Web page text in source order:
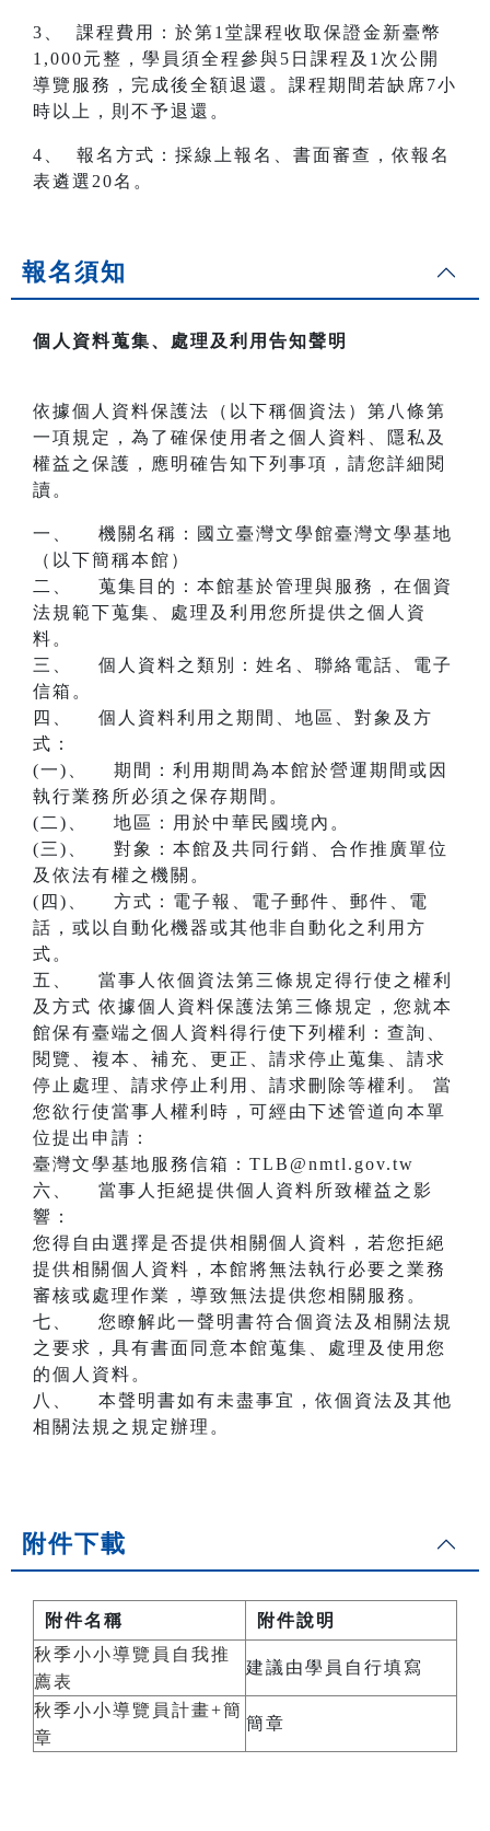
3、 課程費用：於第1堂課程收取保證金新臺幣
1,000元整，學員須全程參與5日課程及1次公開
導覽服務，完成後全額退還。課程期間若缺席7小
時以上，則不予退還。
4、 報名方式：採線上報名、書面審查，依報名
表遴選20名。
報名須知
個人資料蒐集、處理及利用告知聲明
依據個人資料保護法（以下稱個資法）第八條第
一項規定，為了確保使用者之個人資料、隱私及
權益之保護，應明確告知下列事項，請您詳細閱
讀。
一、 機關名稱：國立臺灣文學館臺灣文學基地
（以下簡稱本館）
二、 蒐集目的：本館基於管理與服務，在個資
法規範下蒐集、處理及利用您所提供之個人資
料。
三、 個人資料之類別：姓名、聯絡電話、電子
信箱。
四、 個人資料利用之期間、地區、對象及方
式：
(一)、 期間：利用期間為本館於營運期間或因
執行業務所必須之保存期間。
(二)、 地區：用於中華民國境內。
(三)、 對象：本館及共同行銷、合作推廣單位
及依法有權之機關。
(四)、 方式：電子報、電子郵件、郵件、電
話，或以自動化機器或其他非自動化之利用方
式。
五、 當事人依個資法第三條規定得行使之權利
及方式 依據個人資料保護法第三條規定，您就本
館保有臺端之個人資料得行使下列權利：查詢、
閱覽、複本、補充、更正、請求停止蒐集、請求
停止處理、請求停止利用、請求刪除等權利。 當
您欲行使當事人權利時，可經由下述管道向本單
位提出申請：
臺灣文學基地服務信箱：TLB@nmtl.gov.tw
六、 當事人拒絕提供個人資料所致權益之影
響：
您得自由選擇是否提供相關個人資料，若您拒絕
提供相關個人資料，本館將無法執行必要之業務
審核或處理作業，導致無法提供您相關服務。
七、 您瞭解此一聲明書符合個資法及相關法規
之要求，具有書面同意本館蒐集、處理及使用您
的個人資料。
八、 本聲明書如有未盡事宜，依個資法及其他
相關法規之規定辦理。
附件下載
附件名稱
附件說明
秋季小小導覽員自我推
薦表
建議由學員自行填寫
秋季小小導覽員計畫+簡
章
簡章